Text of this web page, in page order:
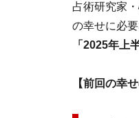
占術研究家
の幸せに必
「2025年上
【前回の幸